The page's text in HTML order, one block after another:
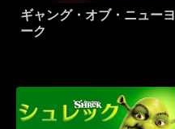
ギャング・オブ・ニューヨ
ーク